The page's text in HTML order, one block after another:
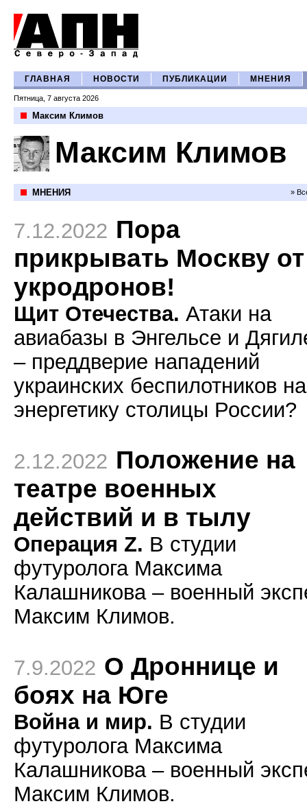
ГЛАВНАЯ НОВОСТИ ПУБЛИКАЦИИ МНЕНИЯ
Пятница, 7 августа 2026
Максим Климов
Максим Климов
МНЕНИЯ »
7.12.2022 Пора
прикрывать Москву от
укродронов!
Щит Отечества. Атаки на
авиабазы в Энгельсе и
– преддверие нападений
украинских беспилотников на
энергетику столицы России?
2.12.2022 Положение на
театре военных
действий и в тылу
Операция Z. В студии
футуролога Максима
Калашникова – военный
Максим Климов.
7.9.2022 О Дроннице и
боях на Юге
Война и мир. В студии
футуролога Максима
Калашникова – военный
Максим Климов.